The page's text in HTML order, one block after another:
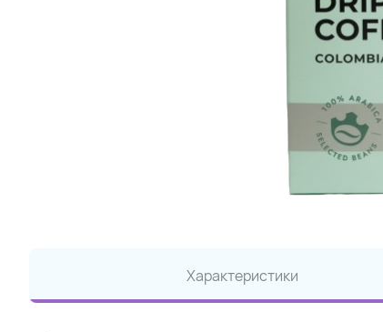
Характеристики